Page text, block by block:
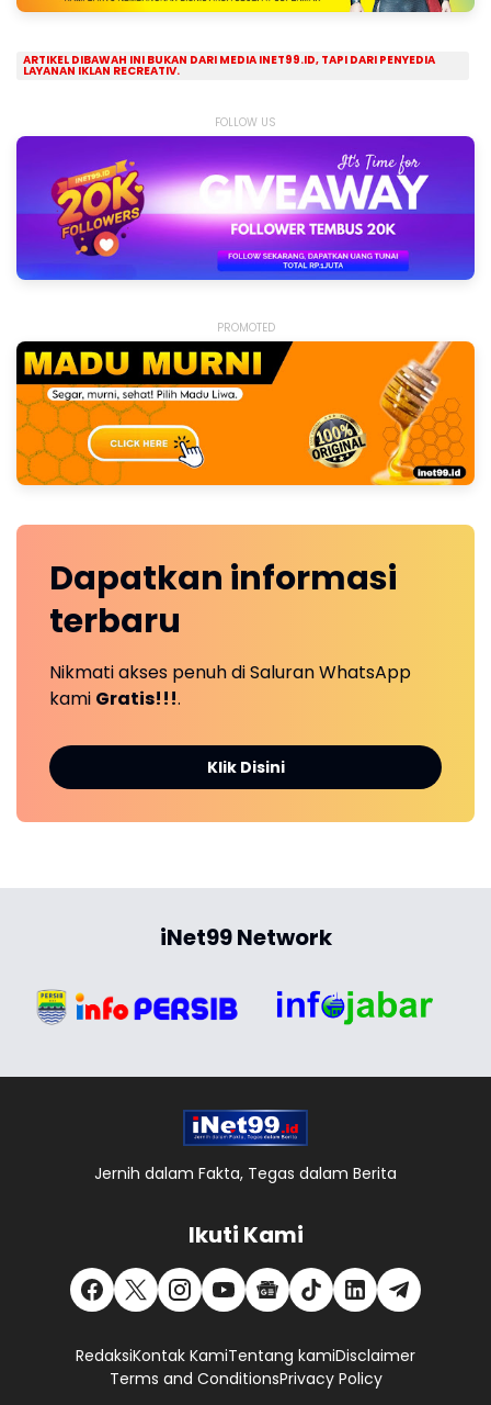
ARTIKEL DIBAWAH INI BUKAN DARI MEDIA INET99.ID, TAPI DARI PENYEDIA
LAYANAN IKLAN RECREATIV.
FOLLOW US
PROMOTED
Dapatkan informasi
terbaru
Nikmati akses penuh di Saluran WhatsApp
kami Gratis!!!.
Klik Disini
iNet99 Network
Jernih dalam Fakta, Tegas dalam Berita
Ikuti Kami
RedaksiKontak KamiTentang kamiDisclaimer
Terms and ConditionsPrivacy Policy